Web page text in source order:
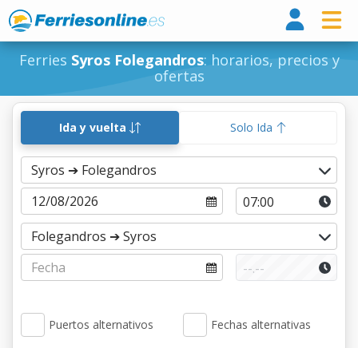
Ferries Syros Folegandros: horarios, precios y
ofertas
Ida y vuelta Solo Ida
Puertos alternativos Fechas alternativas